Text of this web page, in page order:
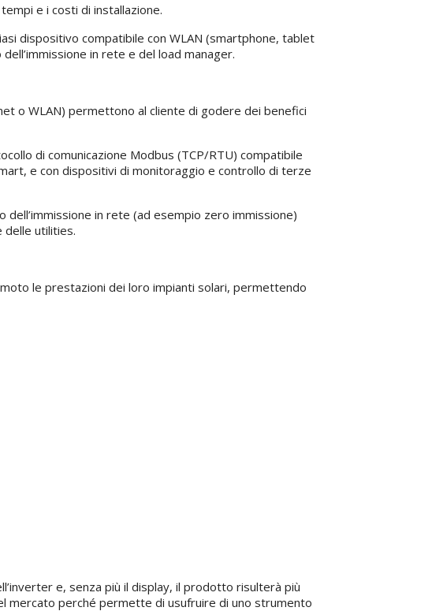
e i costi di installazione.
dispositivo compatibile con WLAN (smartphone, tablet
in rete e del load manager.
o WLAN) permettono al cliente di godere dei benefici
di comunicazione Modbus (TCP/RTU) compatibile
e con dispositivi di monitoraggio e controllo di terze
in rete (ad esempio zero immissione)
delle utilities.
le prestazioni dei loro impianti solari, permettendo
e, senza più il display, il prodotto risulterà più
mercato perché permette di usufruire di uno strumento